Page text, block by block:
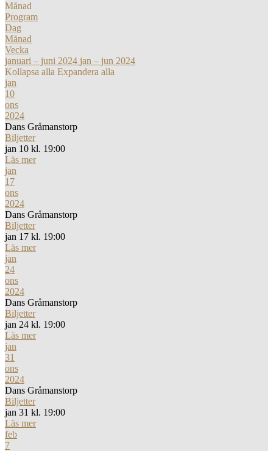
Månad
Program
Dag
Månad
Vecka
januari – juni 2024 jan – jun 2024
Kollapsa alla Expandera alla
jan
10
ons
2024
Dans Gråmanstorp
Biljetter
jan 10 kl. 19:00
Läs mer
jan
17
ons
2024
Dans Gråmanstorp
Biljetter
jan 17 kl. 19:00
Läs mer
jan
24
ons
2024
Dans Gråmanstorp
Biljetter
jan 24 kl. 19:00
Läs mer
jan
31
ons
2024
Dans Gråmanstorp
Biljetter
jan 31 kl. 19:00
Läs mer
feb
7